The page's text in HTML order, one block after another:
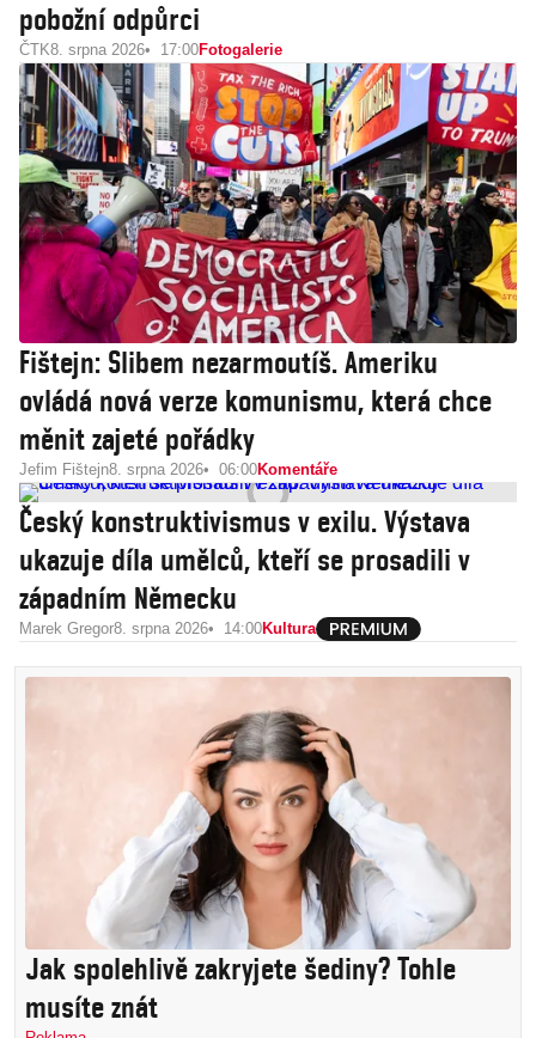
pobožní odpůrci
ČTK8. srpna 2026 17:00Fotogalerie
Fištejn: Slibem nezarmoutíš. Ameriku
ovládá nová verze komunismu, která chce
měnit zajeté pořádky
Jefim Fištejn8. srpna 2026 06:00Komentáře
Český konstruktivismus v exilu. Výstava
ukazuje díla umělců, kteří se prosadili v
západním Německu
Marek Gregor8. srpna 2026 14:00Kultura
Jak spolehlivě zakryjete šediny? Tohle
musíte znát